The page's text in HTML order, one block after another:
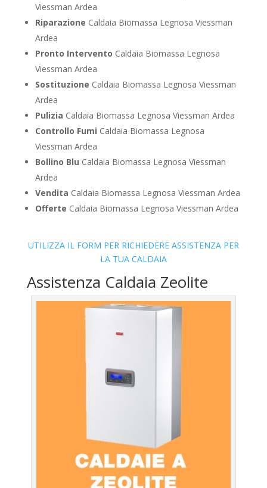
Viessman Ardea
Riparazione Caldaia Biomassa Legnosa Viessman
Ardea
Pronto Intervento Caldaia Biomassa Legnosa
Viessman Ardea
Sostituzione Caldaia Biomassa Legnosa Viessman
Ardea
Pulizia Caldaia Biomassa Legnosa Viessman Ardea
Controllo Fumi Caldaia Biomassa Legnosa
Viessman Ardea
Bollino Blu Caldaia Biomassa Legnosa Viessman
Ardea
Vendita Caldaia Biomassa Legnosa Viessman Ardea
Offerte Caldaia Biomassa Legnosa Viessman Ardea
UTILIZZA IL FORM PER RICHIEDERE ASSISTENZA PER
LA TUA CALDAIA
Assistenza Caldaia Zeolite